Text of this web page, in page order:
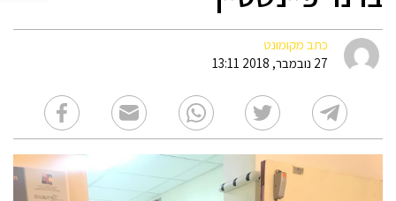
כתב מקומונט
27 נובמבר, 2018 13:11